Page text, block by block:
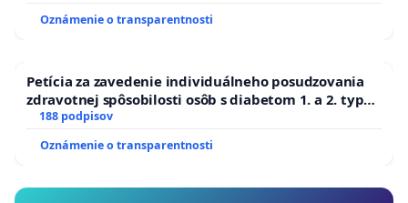
Oznámenie o transparentnosti
Petícia za zavedenie individuálneho posudzovania
zdravotnej spôsobilosti osôb s diabetom 1. a 2. typu
pri prijímaní do Policajného zboru SR
188 podpisov
Oznámenie o transparentnosti